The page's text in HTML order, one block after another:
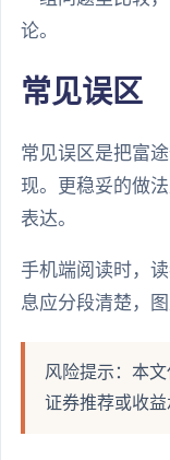
论。
常见误区
常见误区是把富
现。更稳妥的做
表达。
手机端阅读时，
息应分段清楚，
风险提示：本
证券推荐或收益